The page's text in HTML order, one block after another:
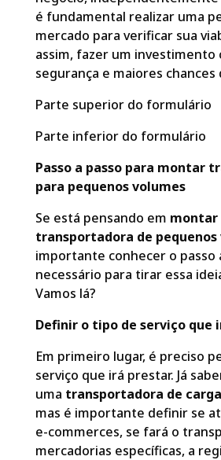
é fundamental realizar uma
mercado para verificar sua
assim, fazer um investimento
segurança e maiores chances
Parte superior do formulário
Parte inferior do formulário
Passo a passo para montar
para pequenos volumes
Se está pensando em montar
transportadora de pequenos
importante conhecer o passo
necessário para tirar essa
Vamos lá?
Definir o tipo de serviço que
Em primeiro lugar, é preciso
serviço que irá prestar. Já
uma transportadora de
mas é importante definir se
e-commerces, se fará o
mercadorias específicas, a